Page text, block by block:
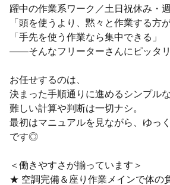
躍中の作業系ワーク／土日祝休み・
「頭を使うより、黙々と作業する方が
「手先を使う作業なら集中できる」
――そんなフリーターさんにピッタリ
お任せするのは、
決まった手順通りに進めるシンプル
難しい計算や判断は一切ナシ。
最初はマニュアルを見ながら、ゆっ
です◎
＜働きやすさが揃っています＞
★ 空調完備＆座り作業メインで体の